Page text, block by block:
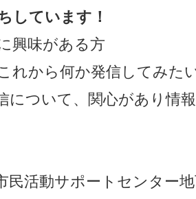
しています！
興味がある方
れから何か発信してみた
について、関心があり
活動サポートセンター